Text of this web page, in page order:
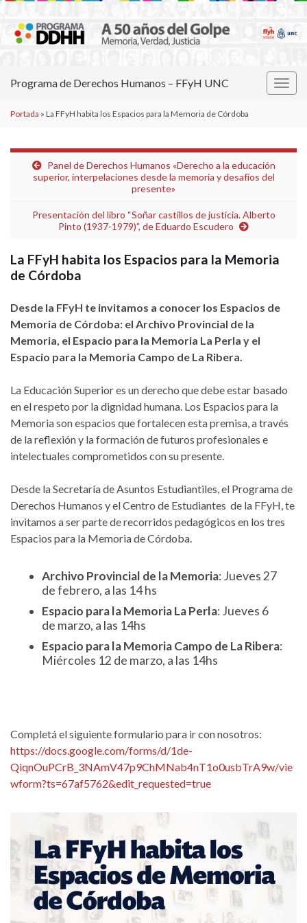
Programa de Derechos Humanos – FFyH UNC
Portada » La FFyH habita los Espacios para la Memoria de Córdoba
Panel de Derechos Humanos «Derecho a la educación
superior, interpelaciones desde la memoria y desafíos del
presente»
Presentación del libro “Soñar castillos de justicia. Alberto
Pinto (1937-1979)”, de Eduardo Escudero
La FFyH habita los Espacios para la Memoria
de Córdoba
Desde la FFyH te invitamos a conocer los Espacios de
Memoria de Córdoba: el Archivo Provincial de la
Memoria, el Espacio para la Memoria La Perla y el
Espacio para la Memoria Campo de La Ribera.
La Educación Superior es un derecho que debe estar basado
en el respeto por la dignidad humana. Los Espacios para la
Memoria son espacios que fortalecen esta premisa, a través
de la reflexión y la formación de futuros profesionales e
intelectuales comprometidos con su presente.
Desde la Secretaría de Asuntos Estudiantiles, el Programa de
Derechos Humanos y el Centro de Estudiantes de la FFyH, te
invitamos a ser parte de recorridos pedagógicos en los tres
Espacios para la Memoria de Córdoba.
Archivo Provincial de la Memoria: Jueves 27
de febrero, a las 14 hs
Espacio para la Memoria La Perla: Jueves 6
de marzo, a las 14hs
Espacio para la Memoria Campo de La Ribera:
Miércoles 12 de marzo, a las 14hs
Completá el siguiente formulario para ir con nosotros:
https://docs.google.com/forms/d/1de-
QiqnOuPCrB_3NAmV47p9ChMNab4nT1o0usbTrA9w/vie
wform?ts=67af5762&edit_requested=true